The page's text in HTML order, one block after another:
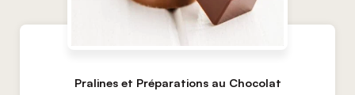
Pralines et Préparations au Chocolat